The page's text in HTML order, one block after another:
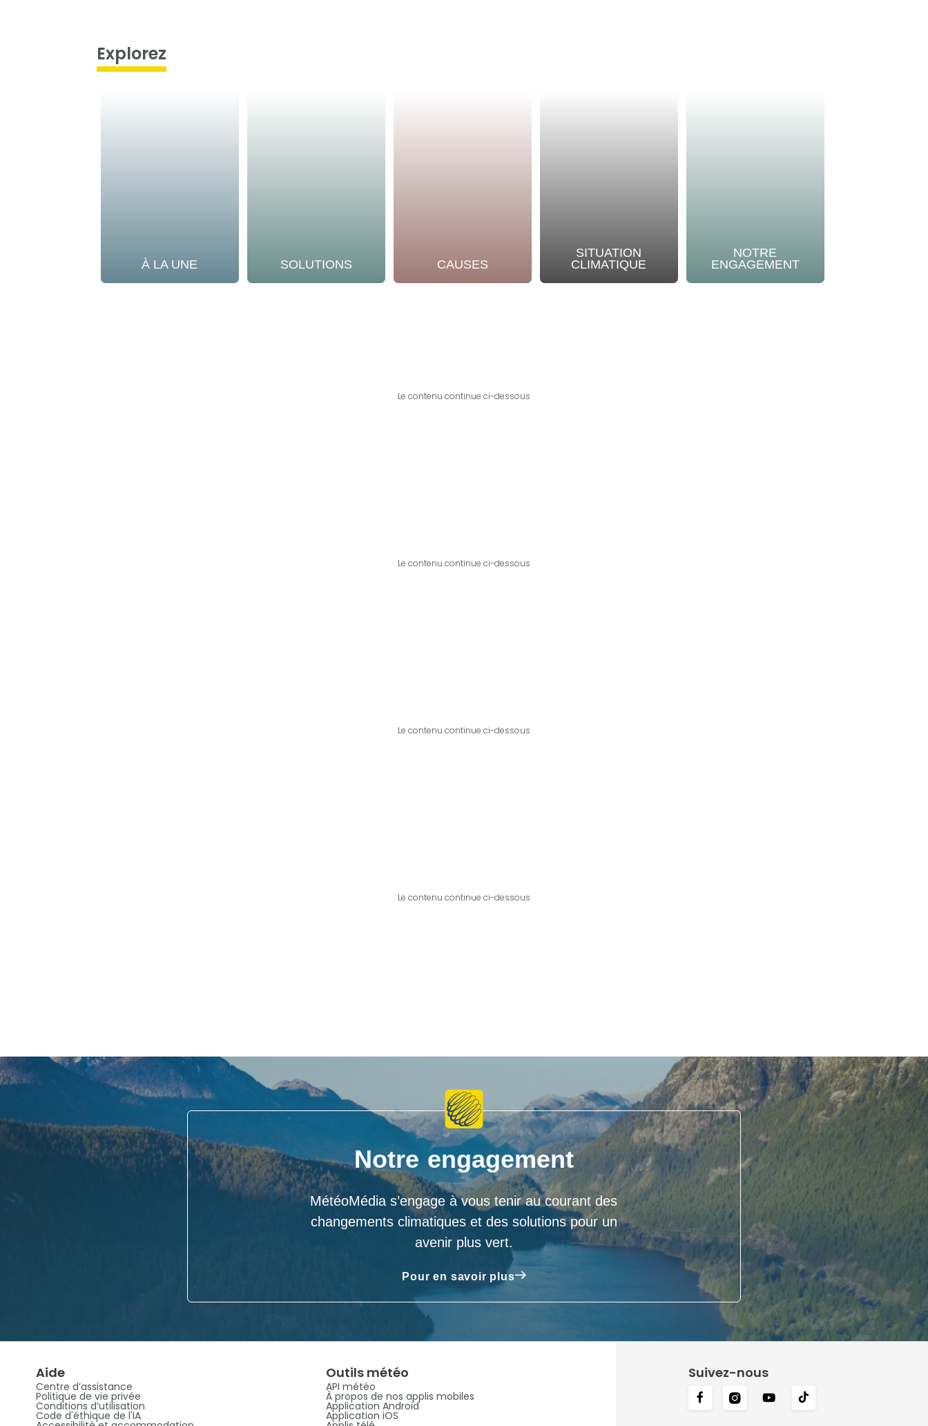
Explorez
À LA UNE SOLUTIONS CAUSES
SITUATION
CLIMATIQUE
NOTRE
ENGAGEMENT
Le contenu continue ci-dessous
Le contenu continue ci-dessous
Le contenu continue ci-dessous
Le contenu continue ci-dessous
Notre engagement
MétéoMédia s’engage à vous tenir au courant des
changements climatiques et des solutions pour un
avenir plus vert.
Pour en savoir plus
Aide
Centre d’assistance
Politique de vie privée
Conditions d’utilisation
Code d'éthique de l'IA
Outils météo
API météo
À propos de nos applis mobiles
Application Android
Application iOS
Suivez-nous